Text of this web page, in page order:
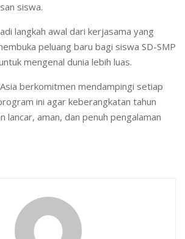
siswa.
langkah awal dari kerjasama yang
peluang baru bagi siswa SD-SMP
mengenal dunia lebih luas.
berkomitmen mendampingi setiap
ini agar keberangkatan tahun
lancar, aman, dan penuh pengalaman